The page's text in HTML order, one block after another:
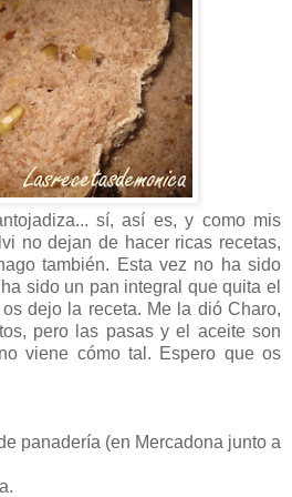
sí, así es, y como mis
no dejan de hacer ricas recetas,
también. Esta vez no ha sido
sido un pan integral que quita el
dejo la receta. Me la dió Charo,
pero las pasas y el aceite son
viene cómo tal. Espero que os
panadería (en Mercadona junto a